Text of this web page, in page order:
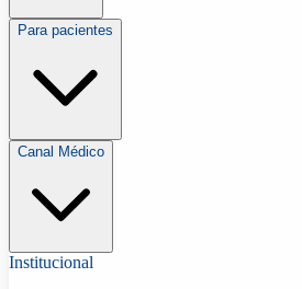
Para pacientes
Canal Médico
Institucional